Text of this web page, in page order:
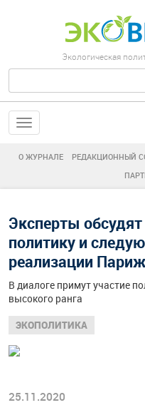
Экологическая
О ЖУРНАЛЕ РЕДАКЦИОННЫЙ
Эксперты
политику и
реализации
В диалоге примут участие
высокого ранга
ЭКОПОЛИТИКА
25.11.2020